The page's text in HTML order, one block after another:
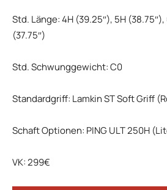
Std. Länge: 4H (39.25″), 5H
(37.75″)
Std. Schwunggewicht: C0
Standardgriff: Lamkin ST Soft Griff
Schaft Optionen: PING ULT 250H
VK: 299€